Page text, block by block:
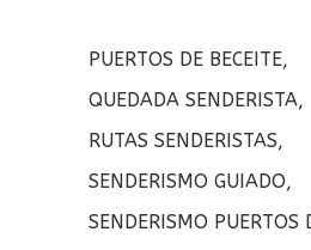
PUERTOS DE BECEITE,
QUEDADA SENDERISTA,
RUTAS SENDERISTAS,
SENDERISMO GUIADO,
SENDERISMO PUERTOS